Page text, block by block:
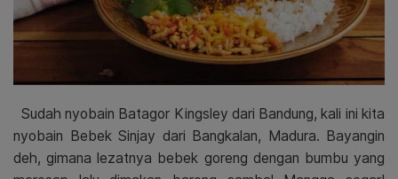
Sudah nyobain Batagor Kingsley dari Bandung, kali ini kita
nyobain Bebek Sinjay dari Bangkalan, Madura. Bayangin
deh, gimana lezatnya bebek goreng dengan bumbu yang